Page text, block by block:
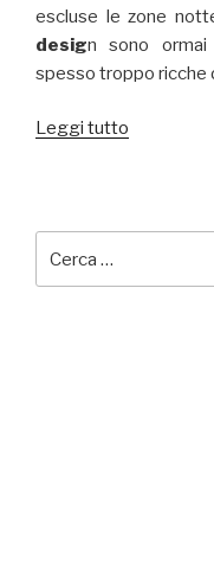
escluse le zone
design sono ormai
spesso troppo ricche
Leggi tutto